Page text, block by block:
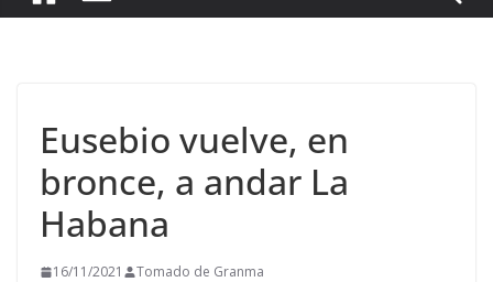
Eusebio vuelve, en
bronce, a andar La
Habana
16/11/2021 Tomado de Granma